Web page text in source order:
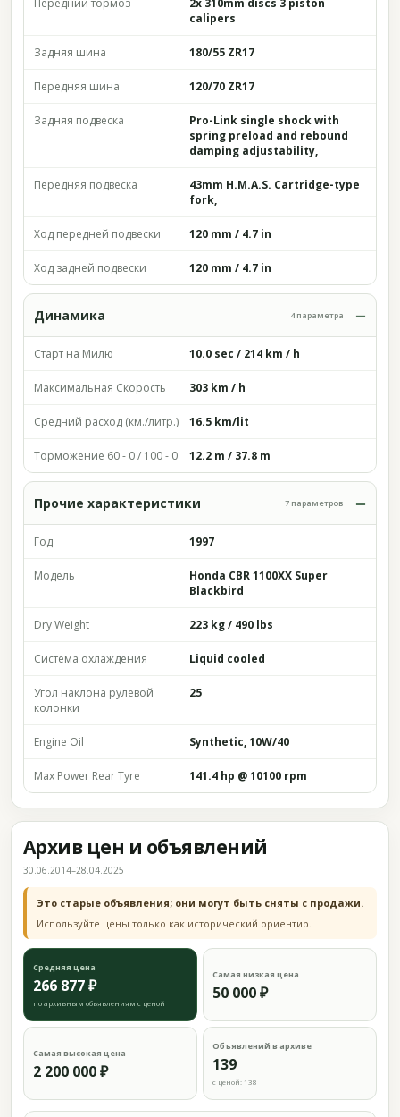
Передний тормоз
2x 310mm discs 3 piston
calipers
Задняя шина 180/55 ZR17
Передняя шина 120/70 ZR17
Задняя подвеска
Pro-Link single shock with
spring preload and rebound
damping adjustability,
Передняя подвеска
43mm H.M.A.S. Cartridge-type
fork,
Ход передней подвески 120 mm / 4.7 in
Ход задней подвески 120 mm / 4.7 in
Динамика 4 параметра
Старт на Милю 10.0 sec / 214 km / h
Максимальная Скорость 303 km / h
Средний расход (км./литр.) 16.5 km/lit
Торможение 60 - 0 / 100 - 0 12.2 m / 37.8 m
Прочие характеристики 7 параметров
Год 1997
Модель
Honda CBR 1100XX Super
Blackbird
Dry Weight 223 kg / 490 lbs
Система охлаждения Liquid cooled
Угол наклона рулевой
колонки
25
Engine Oil Synthetic, 10W/40
Max Power Rear Tyre 141.4 hp @ 10100 rpm
Архив цен и объявлений
30.06.2014–28.04.2025
Это старые объявления; они могут быть сняты с продажи.
Используйте цены только как исторический ориентир.
Средняя цена
266 877 ₽
по архивным объявлениям с ценой
Самая низкая цена
50 000 ₽
Самая высокая цена
2 200 000 ₽
Объявлений в архиве
139
с ценой: 138